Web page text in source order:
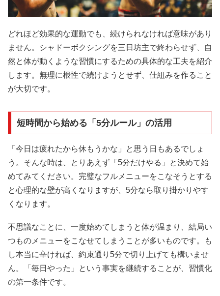
どれほど効果的な運動でも、続けられなければ意味があり
ません。シャドーボクシングを三日坊主で終わらせず、自
然と体が動くような習慣にするための具体的な工夫を紹介
します。無理に根性で続けようとせず、仕組みを作ること
が大切です。
短時間から始める「5分ルール」の活用
「今日は疲れたから休もうかな」と思う日もあるでしょ
う。そんな時は、とりあえず「5分だけやる」と決めて始
めてみてください。完璧なフルメニューをこなそうとする
と心理的な壁が高くなりますが、5分なら取り掛かりやす
くなります。
不思議なことに、一度始めてしまうと体が温まり、結局い
つものメニューをこなせてしまうことが多いものです。も
し本当に辛ければ、約束通り5分で切り上げても構いませ
ん。「毎日やった」という事実を継続することが、習慣化
の第一条件です。